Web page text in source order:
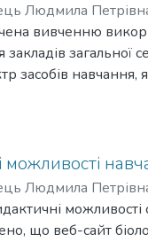
Людмила
вивченню
закладів
засобів навчання,
готові
її створення
спектр
прийоми
сервісу
розглянуто
Людмила
що веб-сайт